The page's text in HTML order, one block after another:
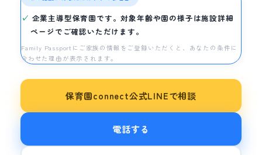
企業主導型保育園です。対象年齢や園の様子は施設詳細
ページでご確認いただけます。
Family Passportにご家族の情報をご登録いただくと、あなたの条件に
合わせた理由が表示されます。
保育園connect公式LINEで相談
電話する